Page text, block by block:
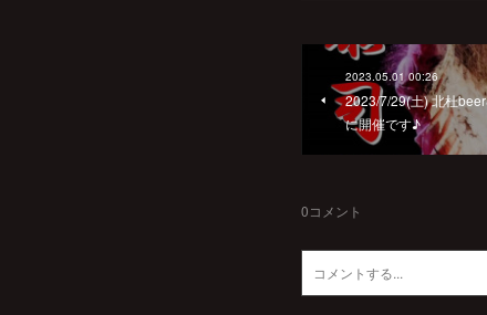
2023.05.01 00:26
2023/7/29(土) 北杜
に開催です♪
0コメント